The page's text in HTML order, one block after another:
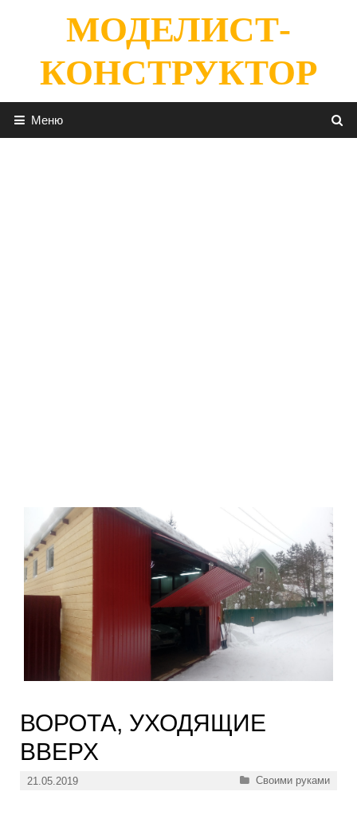
содержимомуМОДЕЛИСТ-
КОНСТРУКТОР
Меню
ВОРОТА, УХОДЯЩИЕ
ВВЕРХ
21.05.2019 Рубрики
Своими руками